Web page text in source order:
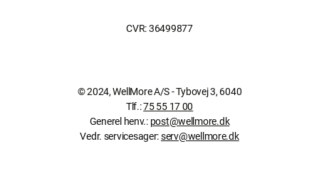
CVR: 36499877
© 2024, WellMore A/S - Tybovej 3, 6040
Tlf.:75 55 17 00
Generel henv.: post@wellmore.dk
Vedr. servicesager:serv@wellmore.dk